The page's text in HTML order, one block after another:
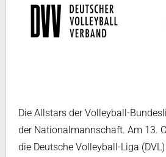
Die Allstars der Volleyball-
der Nationalmannschaft. Am 13.
die Deutsche Volleyball-Liga